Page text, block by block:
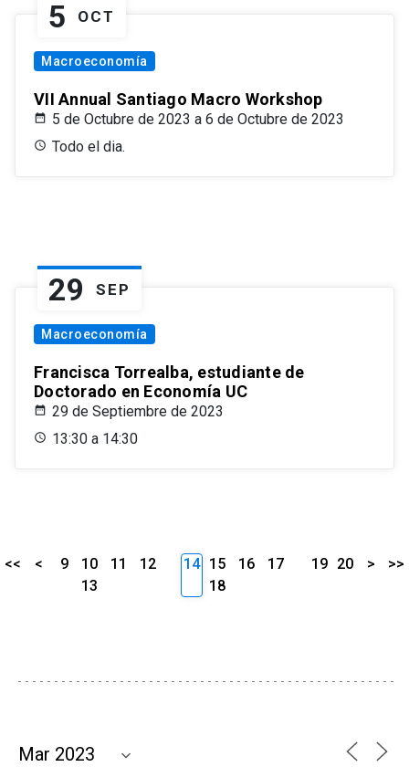
5 OCT
Macroeconomía
VII Annual Santiago Macro Workshop
5 de Octubre de 2023 a 6 de Octubre de 2023
Todo el dia.
29 SEP
Macroeconomía
Francisca Torrealba, estudiante de
Doctorado en Economía UC
29 de Septiembre de 2023
13:30 a 14:30
<< < 9 10 11
12
13
14 15 16
17
18
19 20 > >>